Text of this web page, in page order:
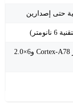
ثماني النواة (2×2.5 جيجاهرتز Cortex-A78 و6×2.0